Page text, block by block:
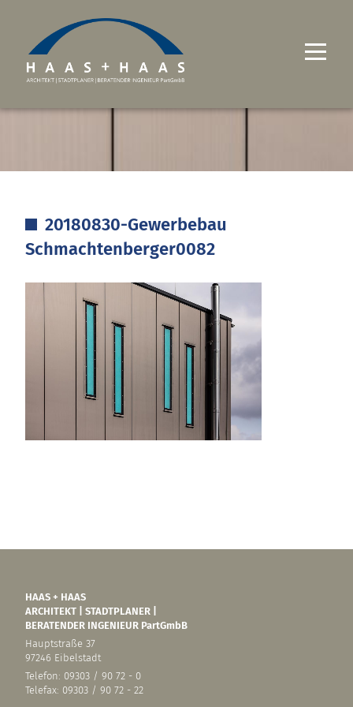
KARRIERE
20180830-Gewerbebau
Schmachtenberger0082
HAAS + HAAS
ARCHITEKT | STADTPLANER |
BERATENDER INGENIEUR PartGmbB
Hauptstraße 37
97246 Eibelstadt
Telefon: 09303 / 90 72 - 0
Telefax: 09303 / 90 72 - 22